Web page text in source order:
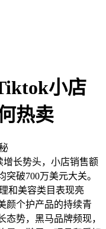
小店
热卖
增长势头，小店销售额
破700万美元大关。
和美容类目表现亮
颜个护产品的持续青
态势，黑马品牌频现，